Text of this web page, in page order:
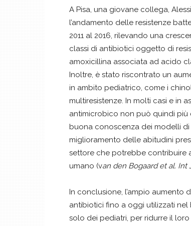
A Pisa, una giovane collega,
l’andamento delle resistenze
2011 al 2016, rilevando una
classi di antibiotici oggetto di
amoxicillina associata ad acido
Inoltre, è stato riscontrato un
in ambito pediatrico, come i
multiresistenze. In molti casi e in
antimicrobico non può quindi più
buona conoscenza dei modelli
miglioramento delle abitudini
settore che potrebbe contribuire
umano (van den Bogaard et al. Int
In conclusione, l’ampio aumento
antibiotici fino a oggi utilizzati
solo dei pediatri, per ridurre il